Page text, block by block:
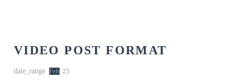
VIDEO POST FORMAT
date_range Feb 25